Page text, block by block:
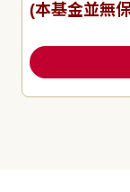
(本基金並無